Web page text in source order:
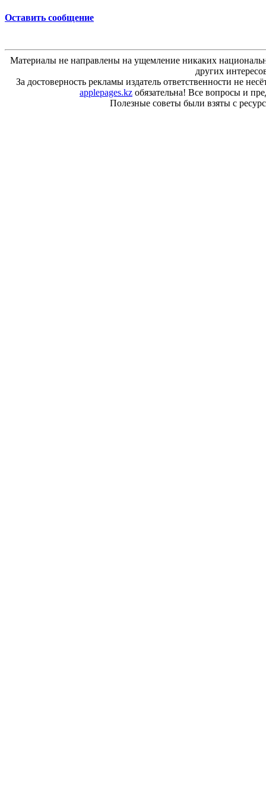
Оставить сообщение
Материалы не направлены на ущемление никаких
других
За достоверность рекламы издатель ответственности не
applepages.kz обязательна! Все вопросы и
Полезные советы были взяты с